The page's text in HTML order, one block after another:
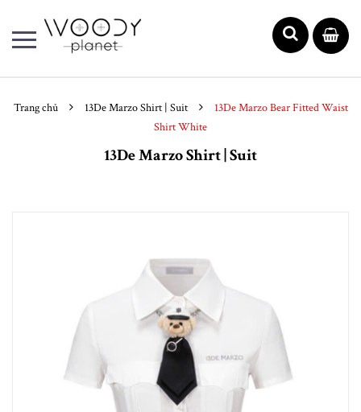
Trang chủ 13De Marzo Shirt | Suit
13De Marzo Bear Fitted Waist
Shirt White
13De Marzo Shirt | Suit